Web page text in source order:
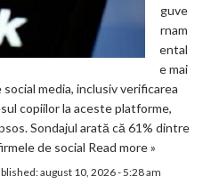
guve
rnam
ental
e mai
media, inclusiv verificarea
copiilor la aceste platforme,
Sondajul arată că 61% dintre
de social Read more »
august 10, 2026 - 5:28 am